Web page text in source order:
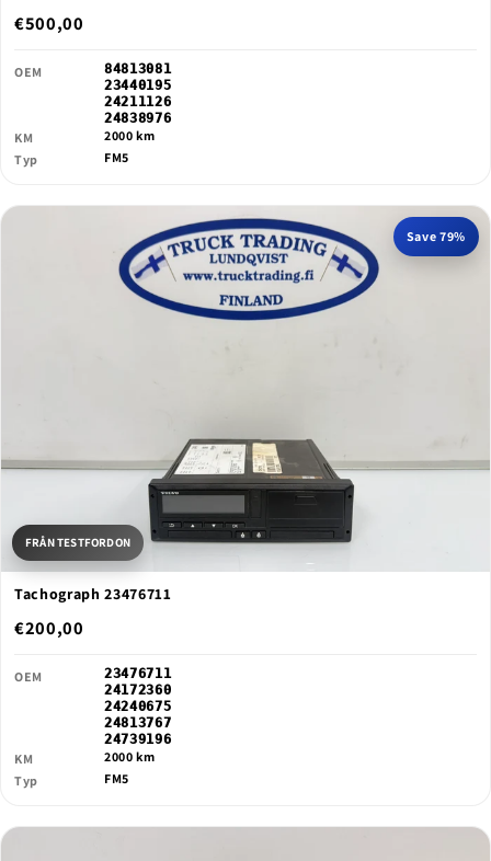
€500,00
OEM
84813081
23440195
24211126
24838976
KM
2000 km
Typ
FM5
Save 79%
FRÅN TESTFORDON
Tachograph 23476711
€200,00
OEM
23476711
24172360
24240675
24813767
24739196
KM
2000 km
Typ
FM5